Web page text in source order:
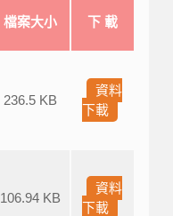
檔案大小 下 載
236.5 KB
資料
下載
106.94 KB
資料
下載